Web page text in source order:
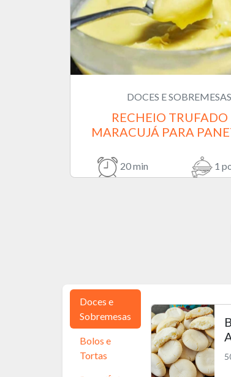
DOCES E SOBREMESAS
RECHEIO TRUFADO
MARACUJÁ PARA
20 min 1
Doces e
Sobremesas
Bolos e
Tortas